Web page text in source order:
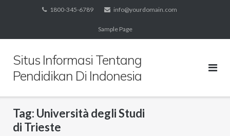
1800-345-6789 info@yourdomain.com
Sample Page
Situs Informasi Tentang
Pendidikan Di Indonesia
Tag: Università degli Studi
di Trieste